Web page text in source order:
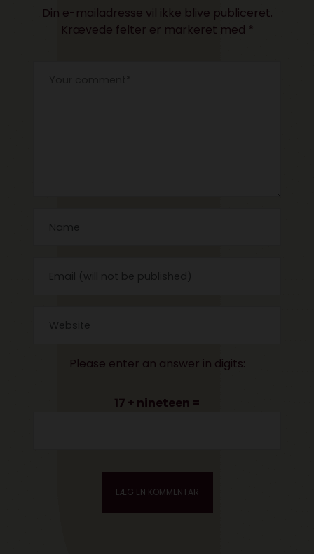
Din e-mailadresse vil ikke blive publiceret.
Krævede felter er markeret med *
Please enter an answer in digits:
17 + nineteen =